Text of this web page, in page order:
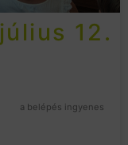
július 12.
a belépés ingyenes